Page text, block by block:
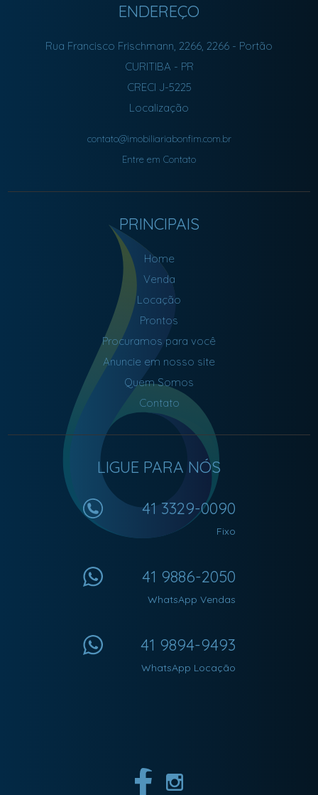
ENDEREÇO
Rua Francisco Frischmann, 2266, 2266 - Portão
CURITIBA - PR
CRECI J-5225
Localização
contato@imobiliariabonfim.com.br
Entre em Contato
PRINCIPAIS
Home
Venda
Locação
Prontos
Procuramos para você
Anuncie em nosso site
Quem Somos
Contato
LIGUE PARA NÓS
41 3329-0090
Fixo
41 9886-2050
WhatsApp Vendas
41 9894-9493
WhatsApp Locação